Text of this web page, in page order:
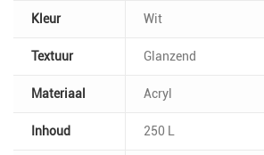
Kleur Wit
Textuur Glanzend
Materiaal Acryl
Inhoud 250 L